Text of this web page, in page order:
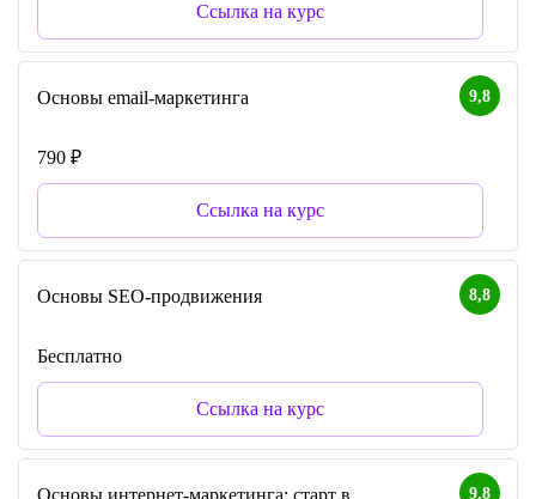
Ссылка на курс
9,8
Основы email-маркетинга
790 ₽
Ссылка на курс
8,8
Основы SEO-продвижения
Бесплатно
Ссылка на курс
9,8
Основы интернет-маркетинга: старт в